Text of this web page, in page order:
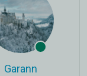
Garann